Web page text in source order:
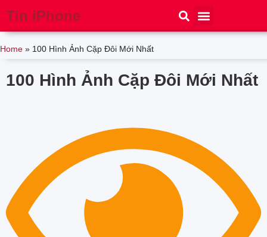
Tin iPhone
Home » 100 Hình Ảnh Cặp Đôi Mới Nhất
100 Hình Ảnh Cặp Đôi Mới Nhất